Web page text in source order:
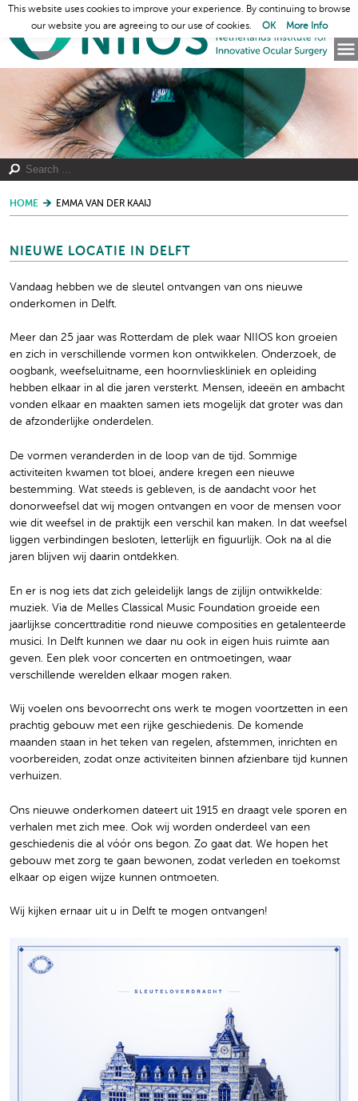
HOME EMMA VAN DER KAAIJ
NIEUWE LOCATIE IN DELFT
Vandaag hebben we de sleutel ontvangen van ons nieuwe
onderkomen in Delft.
Meer dan 25 jaar was Rotterdam de plek waar NIIOS kon groeien
en zich in verschillende vormen kon ontwikkelen. Onderzoek, de
oogbank, weefseluitname, een hoornvlieskliniek en opleiding
hebben elkaar in al die jaren versterkt. Mensen, ideeën en ambacht
vonden elkaar en maakten samen iets mogelijk dat groter was dan
de afzonderlijke onderdelen.
De vormen veranderden in de loop van de tijd. Sommige
activiteiten kwamen tot bloei, andere kregen een nieuwe
bestemming. Wat steeds is gebleven, is de aandacht voor het
donorweefsel dat wij mogen ontvangen en voor de mensen voor
wie dit weefsel in de praktijk een verschil kan maken. In dat weefsel
liggen verbindingen besloten, letterlijk en figuurlijk. Ook na al die
jaren blijven wij daarin ontdekken.
En er is nog iets dat zich geleidelijk langs de zijlijn ontwikkelde:
muziek. Via de Melles Classical Music Foundation groeide een
jaarlijkse concerttraditie rond nieuwe composities en getalenteerde
musici. In Delft kunnen we daar nu ook in eigen huis ruimte aan
geven. Een plek voor concerten en ontmoetingen, waar
verschillende werelden elkaar mogen raken.
Wij voelen ons bevoorrecht ons werk te mogen voortzetten in een
prachtig gebouw met een rijke geschiedenis. De komende
maanden staan in het teken van regelen, afstemmen, inrichten en
voorbereiden, zodat onze activiteiten binnen afzienbare tijd kunnen
verhuizen.
Ons nieuwe onderkomen dateert uit 1915 en draagt vele sporen en
verhalen met zich mee. Ook wij worden onderdeel van een
geschiedenis die al vóór ons begon. Zo gaat dat. We hopen het
gebouw met zorg te gaan bewonen, zodat verleden en toekomst
elkaar op eigen wijze kunnen ontmoeten.
Wij kijken ernaar uit u in Delft te mogen ontvangen!
This website uses cookies to improve your experience. By continuing to browse
our website you are agreeing to our use of cookies.
OK More Info